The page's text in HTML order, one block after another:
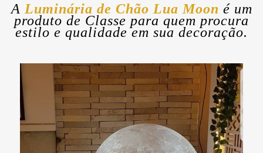
A Luminária de Chão Lua Moon é um
produto de Classe para quem procura
estilo e qualidade em sua decoração.